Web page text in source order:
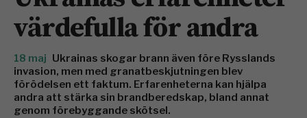
värdefulla för andra
18 maj Ukrainas skogar brann även före Rysslands
invasion, men med granatbeskjutningen blev
förödelsen ett faktum. Erfarenheterna kan hjälpa
andra att stärka sin brandberedskap, bland annat
genom förebyggande skötsel.